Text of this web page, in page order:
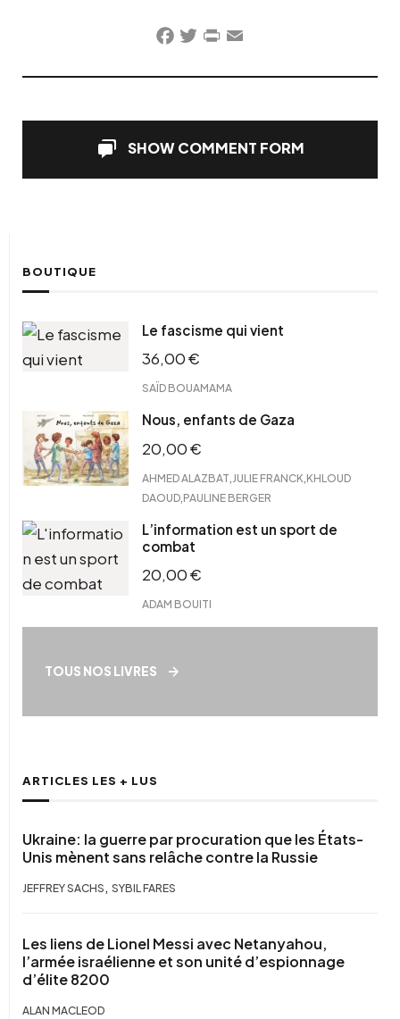
Facebook
TwitterPrintFriendly
Email
SHOW COMMENT FORM
BOUTIQUE
Le fascisme qui vient
36,00€
SAÏD BOUAMAMA
Nous, enfants de Gaza
20,00€
AHMED ALAZBAT JULIE FRANCK KHLOUD
DAOUD PAULINE BERGER
L’information est un sport de
combat
20,00€
ADAM BOUITI
TOUS NOS LIVRES
ARTICLES LES + LUS
Ukraine: la guerre par procuration que les États-
Unis mènent sans relâche contre la Russie
JEFFREY SACHS , SYBIL FARES
Les liens de Lionel Messi avec Netanyahou,
l’armée israélienne et son unité d’espionnage
d’élite 8200
ALAN MACLEOD